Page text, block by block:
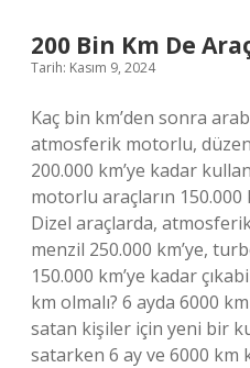
200 Bin Km De
Tarih: Kasım 9, 2024
Kaç bin km’den sonra
atmosferik motorlu,
200.000 km’ye kadar
motorlu araçların 150.000
Dizel araçlarda,
menzil 250.000 km’ye,
150.000 km’ye kadar
km olmalı? 6 ayda 6000
satan kişiler için yeni bir
satarken 6 ay ve 6000 km